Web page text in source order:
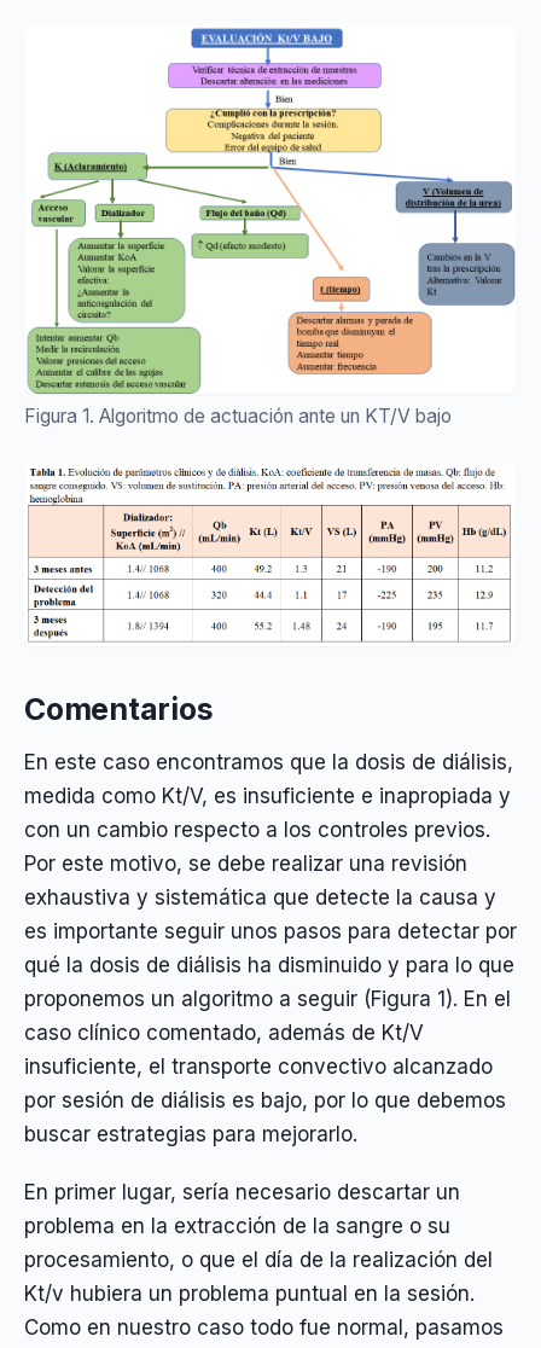
Figura 1. Algoritmo de actuación ante un KT/V bajo
Comentarios
En este caso encontramos que la dosis de diálisis,
medida como Kt/V, es insuficiente e inapropiada y
con un cambio respecto a los controles previos.
Por este motivo, se debe realizar una revisión
exhaustiva y sistemática que detecte la causa y
es importante seguir unos pasos para detectar por
qué la dosis de diálisis ha disminuido y para lo que
proponemos un algoritmo a seguir (Figura 1). En el
caso clínico comentado, además de Kt/V
insuficiente, el transporte convectivo alcanzado
por sesión de diálisis es bajo, por lo que debemos
buscar estrategias para mejorarlo.
En primer lugar, sería necesario descartar un
problema en la extracción de la sangre o su
procesamiento, o que el día de la realización del
Kt/v hubiera un problema puntual en la sesión.
Como en nuestro caso todo fue normal, pasamos